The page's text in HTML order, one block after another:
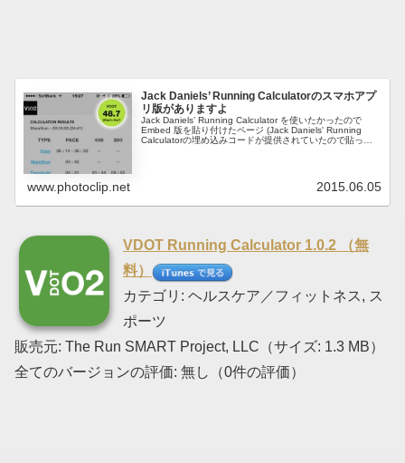
Jack Daniels’ Running Calculatorのスマホアプ
リ版がありますよ
Jack Daniels’ Running Calculator を使いたかったので
Embed 版を貼り付けたページ (Jack Daniels' Running
Calculatorの埋め込みコードが提供されていたので貼って
www.photoclip.net 2015.06.05
VDOT Running Calculator 1.0.2 （無
料）
カテゴリ: ヘルスケア／フィットネス, ス
ポーツ
販売元: The Run SMART Project, LLC（サイズ: 1.3 MB）
全てのバージョンの評価: 無し（0件の評価）